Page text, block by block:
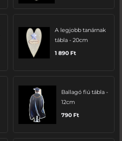
A legjobb tanárnak
tábla - 20cm
1 890 Ft
Ballagó fiú tábla -
12cm
790 Ft